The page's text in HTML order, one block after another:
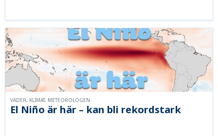
El Niño är här – kan bli rekordstark
VÄDER, KLIMAT, METEOROLOGEN